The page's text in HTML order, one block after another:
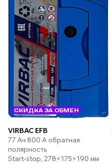
СКИДКА ЗА ОБМЕН
VIRBAC EFB
77 Ач 800 А обратная
полярность
Start-stop, 278×175×190 мм